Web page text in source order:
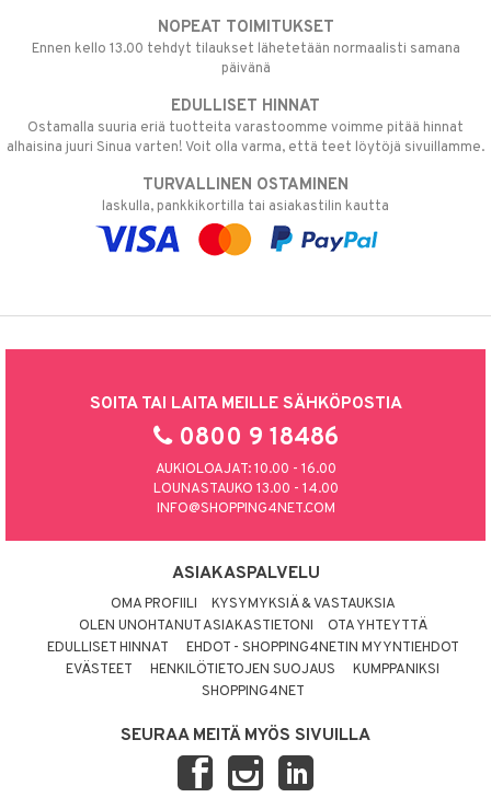
NOPEAT TOIMITUKSET
Ennen kello 13.00 tehdyt tilaukset lähetetään normaalisti samana
päivänä
EDULLISET HINNAT
Ostamalla suuria eriä tuotteita varastoomme voimme pitää hinnat
alhaisina juuri Sinua varten! Voit olla varma, että teet löytöjä sivuillamme.
TURVALLINEN OSTAMINEN
laskulla, pankkikortilla tai asiakastilin kautta
SOITA TAI LAITA MEILLE SÄHKÖPOSTIA
0800 9 18486
AUKIOLOAJAT: 10.00 - 16.00
LOUNASTAUKO 13.00 - 14.00
INFO@SHOPPING4NET.COM
ASIAKASPALVELU
OMA PROFIILI
KYSYMYKSIÄ & VASTAUKSIA
OLEN UNOHTANUT ASIAKASTIETONI
OTA YHTEYTTÄ
EDULLISET HINNAT
EHDOT - SHOPPING4NETIN MYYNTIEHDOT
EVÄSTEET
HENKILÖTIETOJEN SUOJAUS
KUMPPANIKSI
SHOPPING4NET
SEURAA MEITÄ MYÖS SIVUILLA